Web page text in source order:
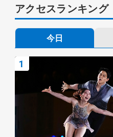
アクセスランキング
今日